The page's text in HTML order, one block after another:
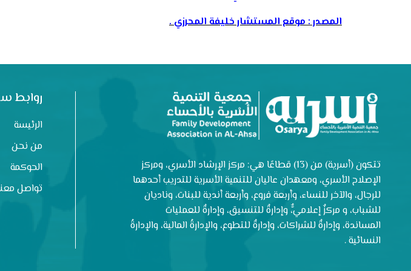
المصدر : موقع المستشار خليفة المحرزي .
تتكون (أسرية) من (13) قطاعًا هي: مركز الإرشاد الأسري، ومركز
الإصلاح الأسري، ومعهدان عاليان للتنمية الأسرية للتدريب أحدهما
للرجال، والآخر للنساء، وأربعة فروع، وأربعة أندية للبنات، وناديان
للشباب، و مركزٌ إعلاميٌّ، وإدارةٌ للتنسيق، وإدارةٌ للعمليات
المساندة، وإدارةٌ للشراكات، وإدارةٌ للتطوع، والإدارةُ المالية، والإدارةُ
النسائية .
روابط
الرئيسة
من نحن
الحوكمة
تواصل